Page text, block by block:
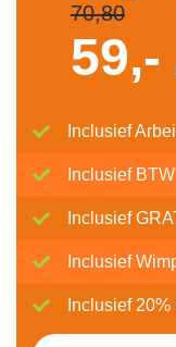
70,80
59,-
Inclusief
Inclusief BTW
Inclusief
Inclusief
Inclusief 20%